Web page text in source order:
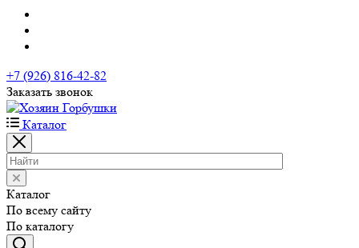
+7 (926) 816-42-82
Заказать звонок
Каталог
Каталог
По всему сайту
По каталогу